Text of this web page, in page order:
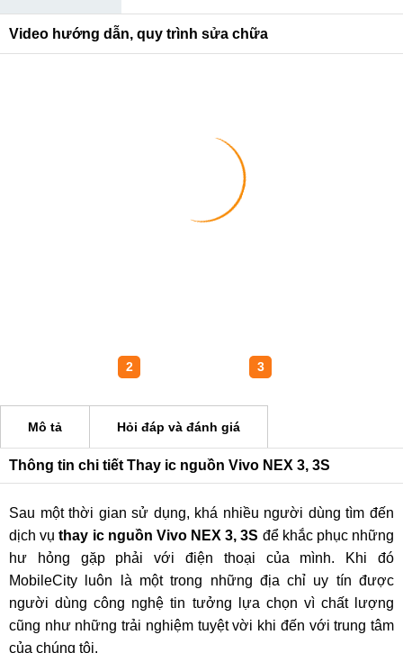
Video hướng dẫn, quy trình sửa chữa
2 3
Mô tả Hỏi đáp và đánh giá
Thông tin chi tiết Thay ic nguồn Vivo NEX 3, 3S
Sau một thời gian sử dụng, khá nhiều người dùng tìm đến
dịch vụthay ic nguồn Vivo NEX 3, 3S để khắc phục những
hư hỏng gặp phải với điện thoại của mình. Khi đó
MobileCity luôn là một trong những địa chỉ uy tín được
người dùng công nghệ tin tưởng lựa chọn vì chất lượng
cũng như những trải nghiệm tuyệt vời khi đến với trung tâm
của chúng tôi.